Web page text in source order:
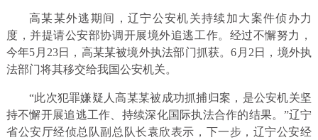
高某某外逃期间，辽宁公安机关持续加大案件侦办力
度，并提请公安部协调开展境外追逃工作。经过不懈努力，
今年5月23日，高某某被境外执法部门抓获。6月2日，境外执
法部门将其移交给我国公安机关。
“此次犯罪嫌疑人高某某被成功抓捕归案，是公安机关坚
持不懈开展追逃工作、持续深化国际执法合作的结果。”辽宁
省公安厅经侦总队副总队长袁欣表示，下一步，辽宁公安经